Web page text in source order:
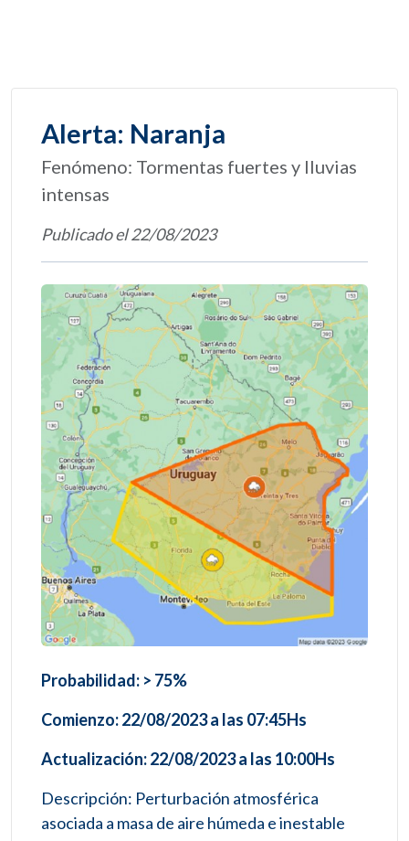
Alerta: Naranja
Fenómeno: Tormentas fuertes y lluvias
intensas
Publicado el 22/08/2023
Probabilidad: > 75%
Comienzo: 22/08/2023 a las 07:45Hs
Actualización: 22/08/2023 a las 10:00Hs
Descripción: Perturbación atmosférica
asociada a masa de aire húmeda e inestable